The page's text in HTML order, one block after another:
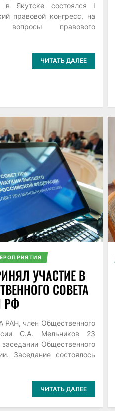
в Якутске состоялся I
правовой конгресс, на
вопросы правового
ЧИТАТЬ ДАЛЕЕ
УЧАСТИЕ В
СОВЕТА
РФ
РАН, член Общественного
С.А. Мельников 23
Общественного
Заседание состоялось
ЧИТАТЬ ДАЛЕЕ